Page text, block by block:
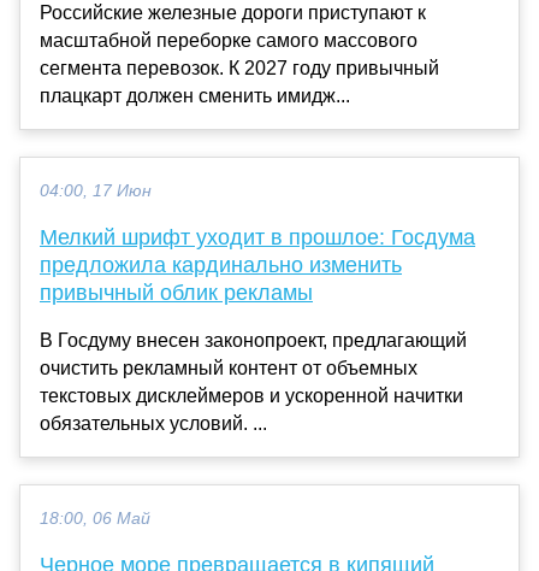
Российские железные дороги приступают к
масштабной переборке самого массового
сегмента перевозок. К 2027 году привычный
плацкарт должен сменить имидж...
04:00, 17 Июн
Мелкий шрифт уходит в прошлое: Госдума
предложила кардинально изменить
привычный облик рекламы
В Госдуму внесен законопроект, предлагающий
очистить рекламный контент от объемных
текстовых дисклеймеров и ускоренной начитки
обязательных условий. ...
18:00, 06 Май
Черное море превращается в кипящий